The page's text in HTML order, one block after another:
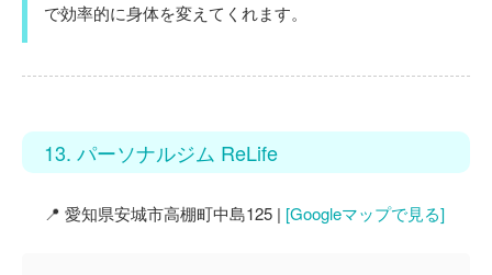
で効率的に身体を変えてくれます。
13. パーソナルジム ReLife
📍 愛知県安城市高棚町中島125 | [Googleマップで見る]